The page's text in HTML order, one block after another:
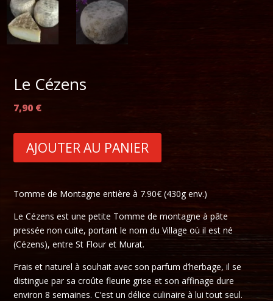
Le Cézens
7,90 €
AJOUTER AU PANIER
Tomme de Montagne entière à 7.90€ (430g env.)
Le Cézens est une petite Tomme de montagne à pâte
pressée non cuite, portant le nom du Village où il est né
(Cézens), entre St Flour et Murat.
Frais et naturel à souhait avec son parfum d’herbage, il se
distingue par sa croûte fleurie grise et son affinage dure
environ 8 semaines. C’est un délice culinaire à lui tout seul.